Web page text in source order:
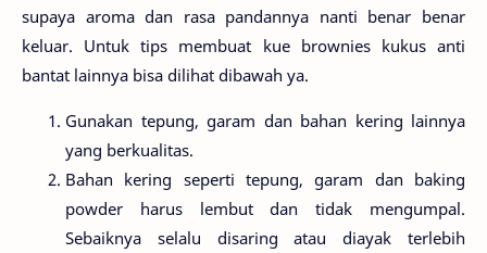
supaya aroma dan rasa pandannya nanti benar benar
keluar. Untuk tips membuat kue brownies kukus anti
bantat lainnya bisa dilihat dibawah ya.
Gunakan tepung, garam dan bahan kering lainnya
yang berkualitas.
Bahan kering seperti tepung, garam dan baking
powder harus lembut dan tidak mengumpal.
Sebaiknya selalu disaring atau diayak terlebih